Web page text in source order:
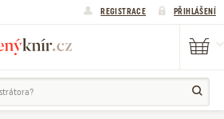
REGISTRACE PŘIHLÁŠENÍ